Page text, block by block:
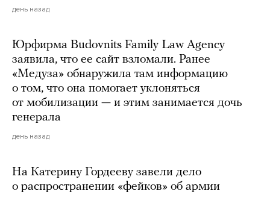
день назад
Юрфирма Budovnits Family Law Agency
заявила, что ее сайт взломали. Ранее
«Медуза» обнаружила там информацию
о том, что она помогает уклоняться
от мобилизации — и этим занимается дочь
генерала
день назад
На Катерину Гордееву завели дело
о распространении «фейков» об армии